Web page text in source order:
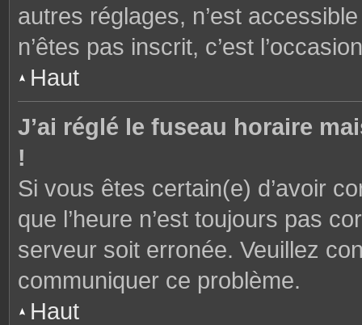
autres réglages, n’est
n’êtes pas inscrit, c’est
Haut
J’ai réglé le fuseau horaire
!
Si vous êtes certain(e) d’avoir
que l’heure n’est toujours pas
serveur soit erronée. Veuillez
communiquer ce problème.
Haut